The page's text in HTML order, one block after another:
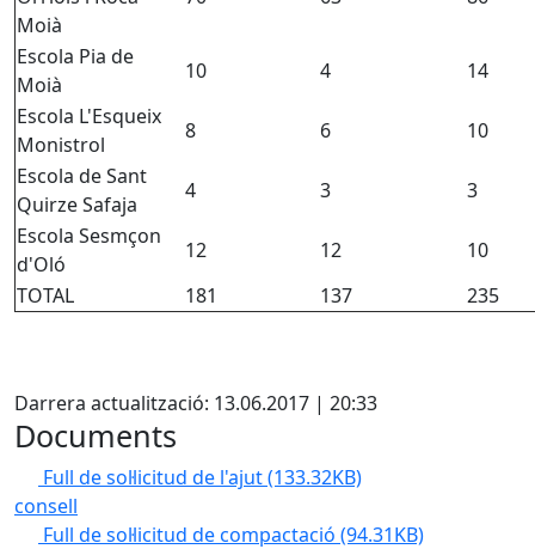
Moià
Escola Pia de
Moià
10 4
14
Escola L'Esqueix
Monistrol
8 6
10
Escola de Sant
Quirze Safaja
4 3
3
Escola Sesmçon
d'Oló
12 12
10
TOTAL
181 137 235
Darrera actualització: 13.06.2017 | 20:33
Documents
Full de sol·licitud de l'ajut(133.32KB)
consell
Full de sol·licitud de compactació (94.31KB)